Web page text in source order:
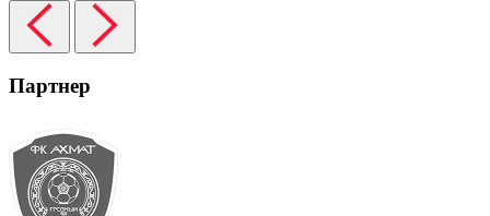
Партнер